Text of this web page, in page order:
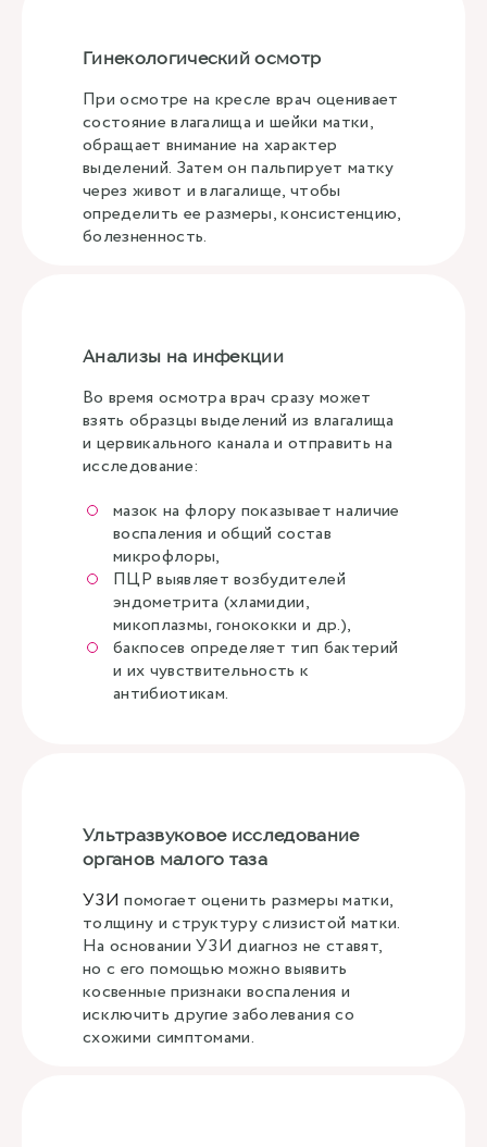
Гинекологический осмотр
При осмотре на кресле врач оценивает
состояние влагалища и шейки матки,
обращает внимание на характер
выделений. Затем он пальпирует матку
через живот и влагалище, чтобы
определить ее размеры, консистенцию,
болезненность.
Анализы на инфекции
Во время осмотра врач сразу может
взять образцы выделений из влагалища
и цервикального канала и отправить на
исследование:
мазок на флору показывает наличие
воспаления и общий состав
микрофлоры,
ПЦР выявляет возбудителей
эндометрита (хламидии,
микоплазмы, гонококки и др.),
бакпосев определяет тип бактерий
и их чувствительность к
антибиотикам.
Ультразвуковое исследование
органов малого таза
УЗИ помогает оценить размеры матки,
толщину и структуру слизистой матки.
На основании УЗИ диагноз не ставят,
но с его помощью можно выявить
косвенные признаки воспаления и
исключить другие заболевания со
схожими симптомами.